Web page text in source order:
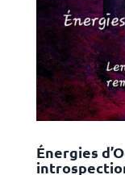
Énergies